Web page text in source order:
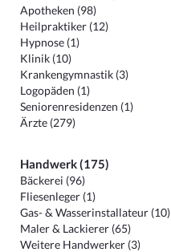
Apotheken (98)
Heilpraktiker (12)
Hypnose (1)
Klinik (10)
Krankengymnastik (3)
Logopäden (1)
Seniorenresidenzen (1)
Ärzte (279)
Handwerk (175)
Bäckerei (96)
Fliesenleger (1)
Gas- & Wasserinstallateur (10)
Maler & Lackierer (65)
Weitere Handwerker (3)